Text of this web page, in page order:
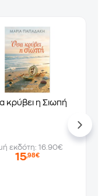
κρύβει η Σιωπή
εκδότη: 16.90€
15,98€